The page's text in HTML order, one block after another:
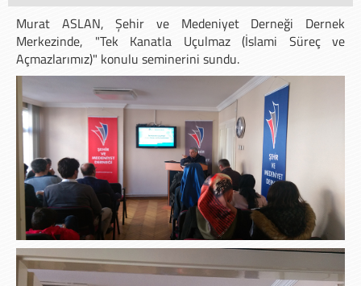
Murat ASLAN, Şehir ve Medeniyet Derneği Dernek
Merkezinde, "Tek Kanatla Uçulmaz (İslami Süreç ve
Açmazlarımız)" konulu seminerini sundu.